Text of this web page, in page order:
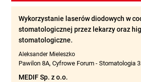
Wykorzystanie laserów diodowych w
stomatologicznej przez lekarzy oraz
stomatologiczne.
Aleksander Mieleszko
Pawilon 8A, Cyfrowe Forum - Stomatologia
MEDIF Sp. z o.o.